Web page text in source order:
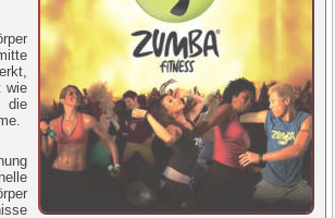
wie
die